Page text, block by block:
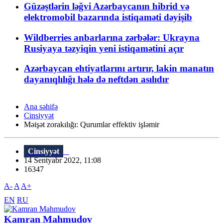
Güzəştlərin ləğvi Azərbaycanın hibrid və
elektromobil bazarında istiqaməti dəyişib
Wildberries anbarlarına zərbələr: Ukrayna
Rusiyaya təzyiqin yeni istiqamətini açır
Azərbaycan ehtiyatlarını artırır, lakin manatın
dayanıqlılığı hələ də neftdən asılıdır
Ana səhifə
Cinsiyyət
Məişət zorakılığı: Qurumlar effektiv işləmir
Cinsiyyət
14 Sentyabr 2022, 11:08
16347
A- A A+
EN RU
Kamran Mahmudov